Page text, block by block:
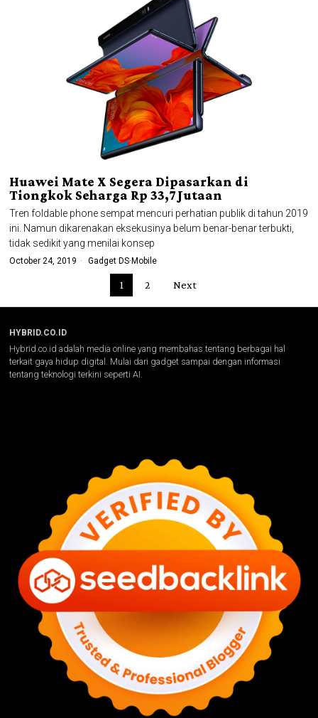
Huawei Mate X Segera Dipasarkan di
Tiongkok Seharga Rp 33,7 Jutaan
Tren foldable phone sempat mencuri perhatian publik di tahun 2019
ini. Namun dikarenakan eksekusinya belum benar-benar terbukti,
tidak sedikit yang menilai konsep
October 24, 2019 Gadget DS· Mobile
1 2 Next
HYBRID.CO.ID
Hybrid.co.id adalah media online yang membahas tentang berbagai hal
terkait gaya hidup digital. Mulai dari gadget sampai dengan informasi
tentang teknologi terkini seperti AI.